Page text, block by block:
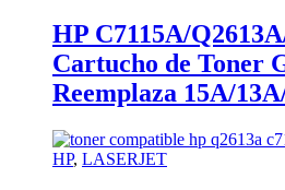
HP C7115A/
Cartucho de Toner
Reemplaza 15A/
HP, LASERJET